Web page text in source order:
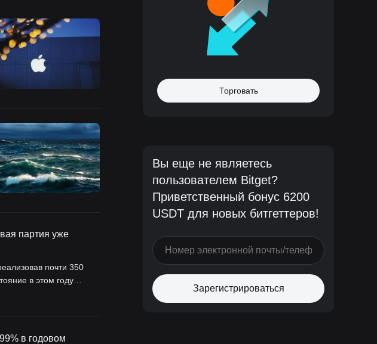
партия уже
почти 350
в этом году
особняка
в годовом
Торговать
Вы еще не являетесь
пользователем Bitget?
Приветственный бонус 6200
USDT для новых битгеттеров!
Зарегистрироваться